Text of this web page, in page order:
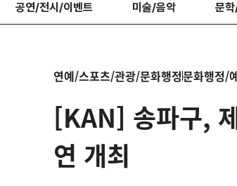
공연/전시/이벤트 미술/음악 문
연예/스포츠/관광/문화행정문화행정/
[KAN] 송파구,
연 개최